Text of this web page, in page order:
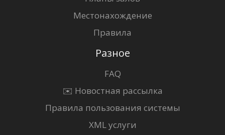
Местонахождение
Правила
Разное
FAQ
✉️ Новостная рассылка
Правила пользования системы
XML услуги